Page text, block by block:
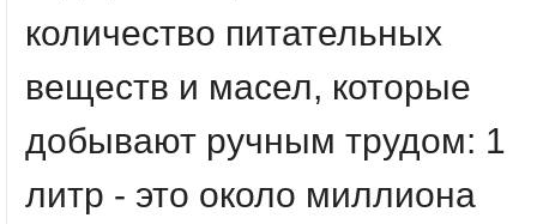
количество питательных
веществ и масел, которые
добывают ручным трудом: 1
литр - это около миллиона